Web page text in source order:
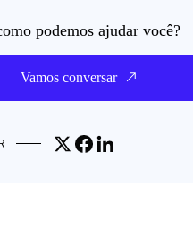
podemos ajudar você?
Vamos conversar
Share on X
Share on Facebook
Share on LinkedIn